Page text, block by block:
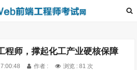
程师，撑起化工产业硬核保障
作者 : 浏览 : 81 次